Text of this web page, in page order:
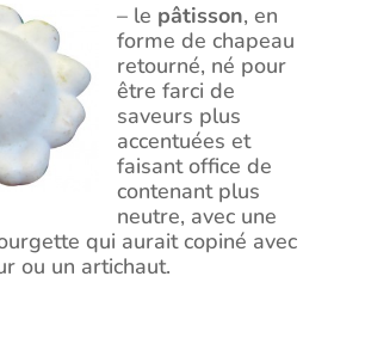
– le pâtisson, en
forme de chapeau
retourné, né pour
être farci de
saveurs plus
accentuées et
faisant office de
contenant plus
neutre, avec une
qui aurait copiné avec
ou un artichaut.